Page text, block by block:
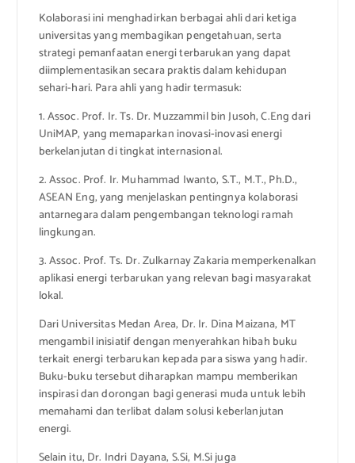
Kolaborasi ini menghadirkan berbagai ahli dari ketiga
universitas yang membagikan pengetahuan, serta
strategi pemanfaatan energi terbarukan yang dapat
diimplementasikan secara praktis dalam kehidupan
sehari-hari. Para ahli yang hadir termasuk:
1. Assoc. Prof. Ir. Ts. Dr. Muzzammil bin Jusoh, C.Eng dari
UniMAP, yang memaparkan inovasi-inovasi energi
berkelanjutan di tingkat internasional.
2. Assoc. Prof. Ir. Muhammad Iwanto, S.T., M.T., Ph.D.,
ASEAN Eng, yang menjelaskan pentingnya kolaborasi
antarnegara dalam pengembangan teknologi ramah
lingkungan.
3. Assoc. Prof. Ts. Dr. Zulkarnay Zakaria memperkenalkan
aplikasi energi terbarukan yang relevan bagi masyarakat
lokal.
Dari Universitas Medan Area, Dr. Ir. Dina Maizana, MT
mengambil inisiatif dengan menyerahkan hibah buku
terkait energi terbarukan kepada para siswa yang hadir.
Buku-buku tersebut diharapkan mampu memberikan
inspirasi dan dorongan bagi generasi muda untuk lebih
memahami dan terlibat dalam solusi keberlanjutan
energi.
Selain itu, Dr. Indri Dayana, S.Si, M.Si juga